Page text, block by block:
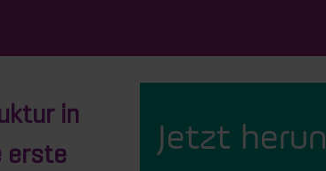
in
erste
Jetzt